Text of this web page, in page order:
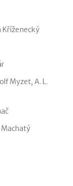
Kříženecký
Myzet, A. L.
Machatý